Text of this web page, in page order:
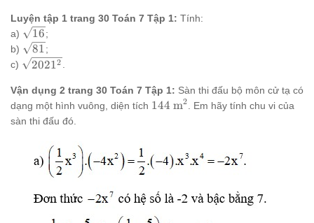
Luyện tập 1 trang 30 Toán 7 Tập 1: Tính:
a) \sqrt{16}
16;
b) \sqrt{81}
81;
c) \sqrt{2021^2}
20212 .
Vận dụng 2 trang 30 Toán 7 Tập 1: Sàn thi đấu bộ môn cử tạ có
dạng một hình vuông, diện tích 144
144 m2
. Em hãy tính chu vi của
sàn thi đấu đó.